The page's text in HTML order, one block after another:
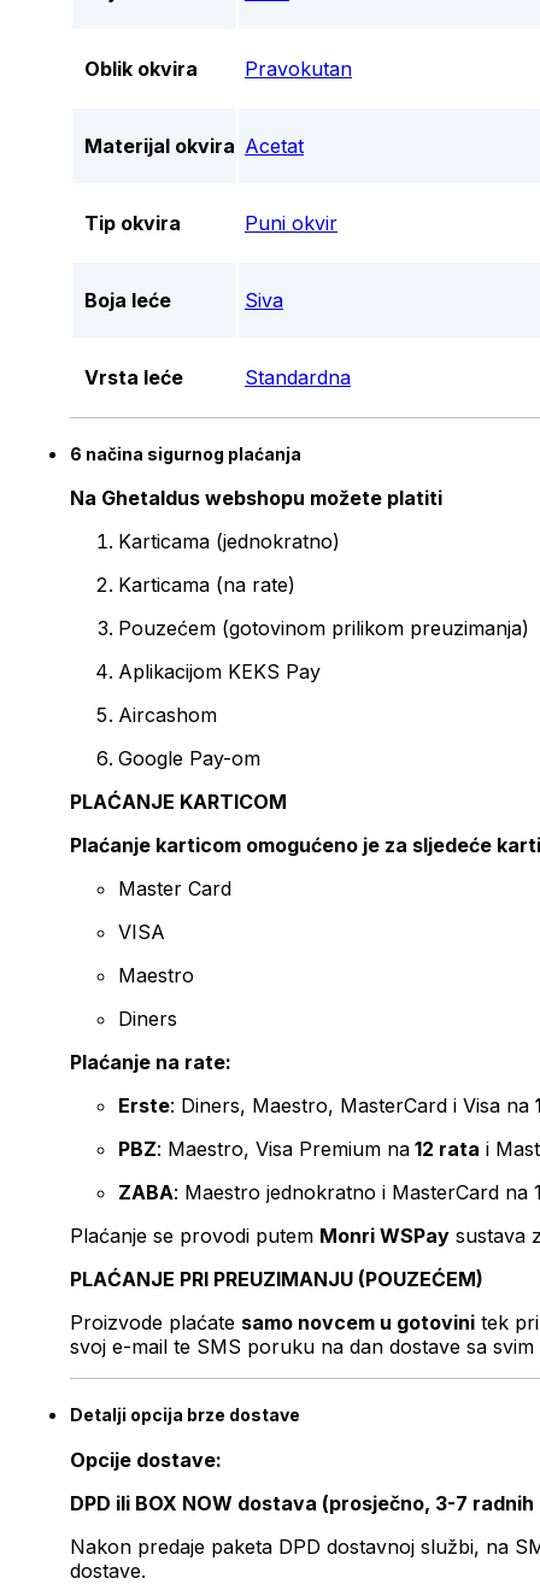
Oblik okvira Pravokutan
Materijal okvira Acetat
Tip okvira Puni okvir
Boja leće Siva
Vrsta leće Standardna
6 načina sigurnog plaćanja
Na Ghetaldus webshopu možete platiti
Karticama (jednokratno)
Karticama (na rate)
Pouzećem (gotovinom prilikom preuzimanja)
Aplikacijom KEKS Pay
Aircashom
Google Pay-om
PLAĆANJE KARTICOM
Plaćanje karticom omogućeno je za sljedeće
Master Card
VISA
Maestro
Diners
Plaćanje na rate:
Erste: Diners, Maestro, MasterCard i Visa na
PBZ: Maestro, Visa Premium na 12 rata i
ZABA: Maestro jednokratno i MasterCard na
Plaćanje se provodi putem Monri WSPay sustava
PLAĆANJE PRI PREUZIMANJU (POUZEĆEM)
Proizvode plaćate samo novcem u gotovini tek
svoj e-mail te SMS poruku na dan dostave sa svim
Detalji opcija brze dostave
Opcije dostave:
DPD ili BOX NOW dostava (prosječno, 3-7 radnih
Nakon predaje paketa DPD dostavnoj službi, na
dostave.